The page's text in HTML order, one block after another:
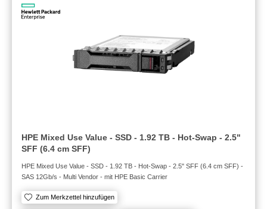
HPE Mixed Use Value - SSD - 1.92 TB - Hot-Swap - 2.5"
SFF (6.4 cm SFF)
HPE Mixed Use Value - SSD - 1.92 TB - Hot-Swap - 2.5" SFF (6.4 cm SFF) -
SAS 12Gb/s - Multi Vendor - mit HPE Basic Carrier
Zum Merkzettel hinzufügen